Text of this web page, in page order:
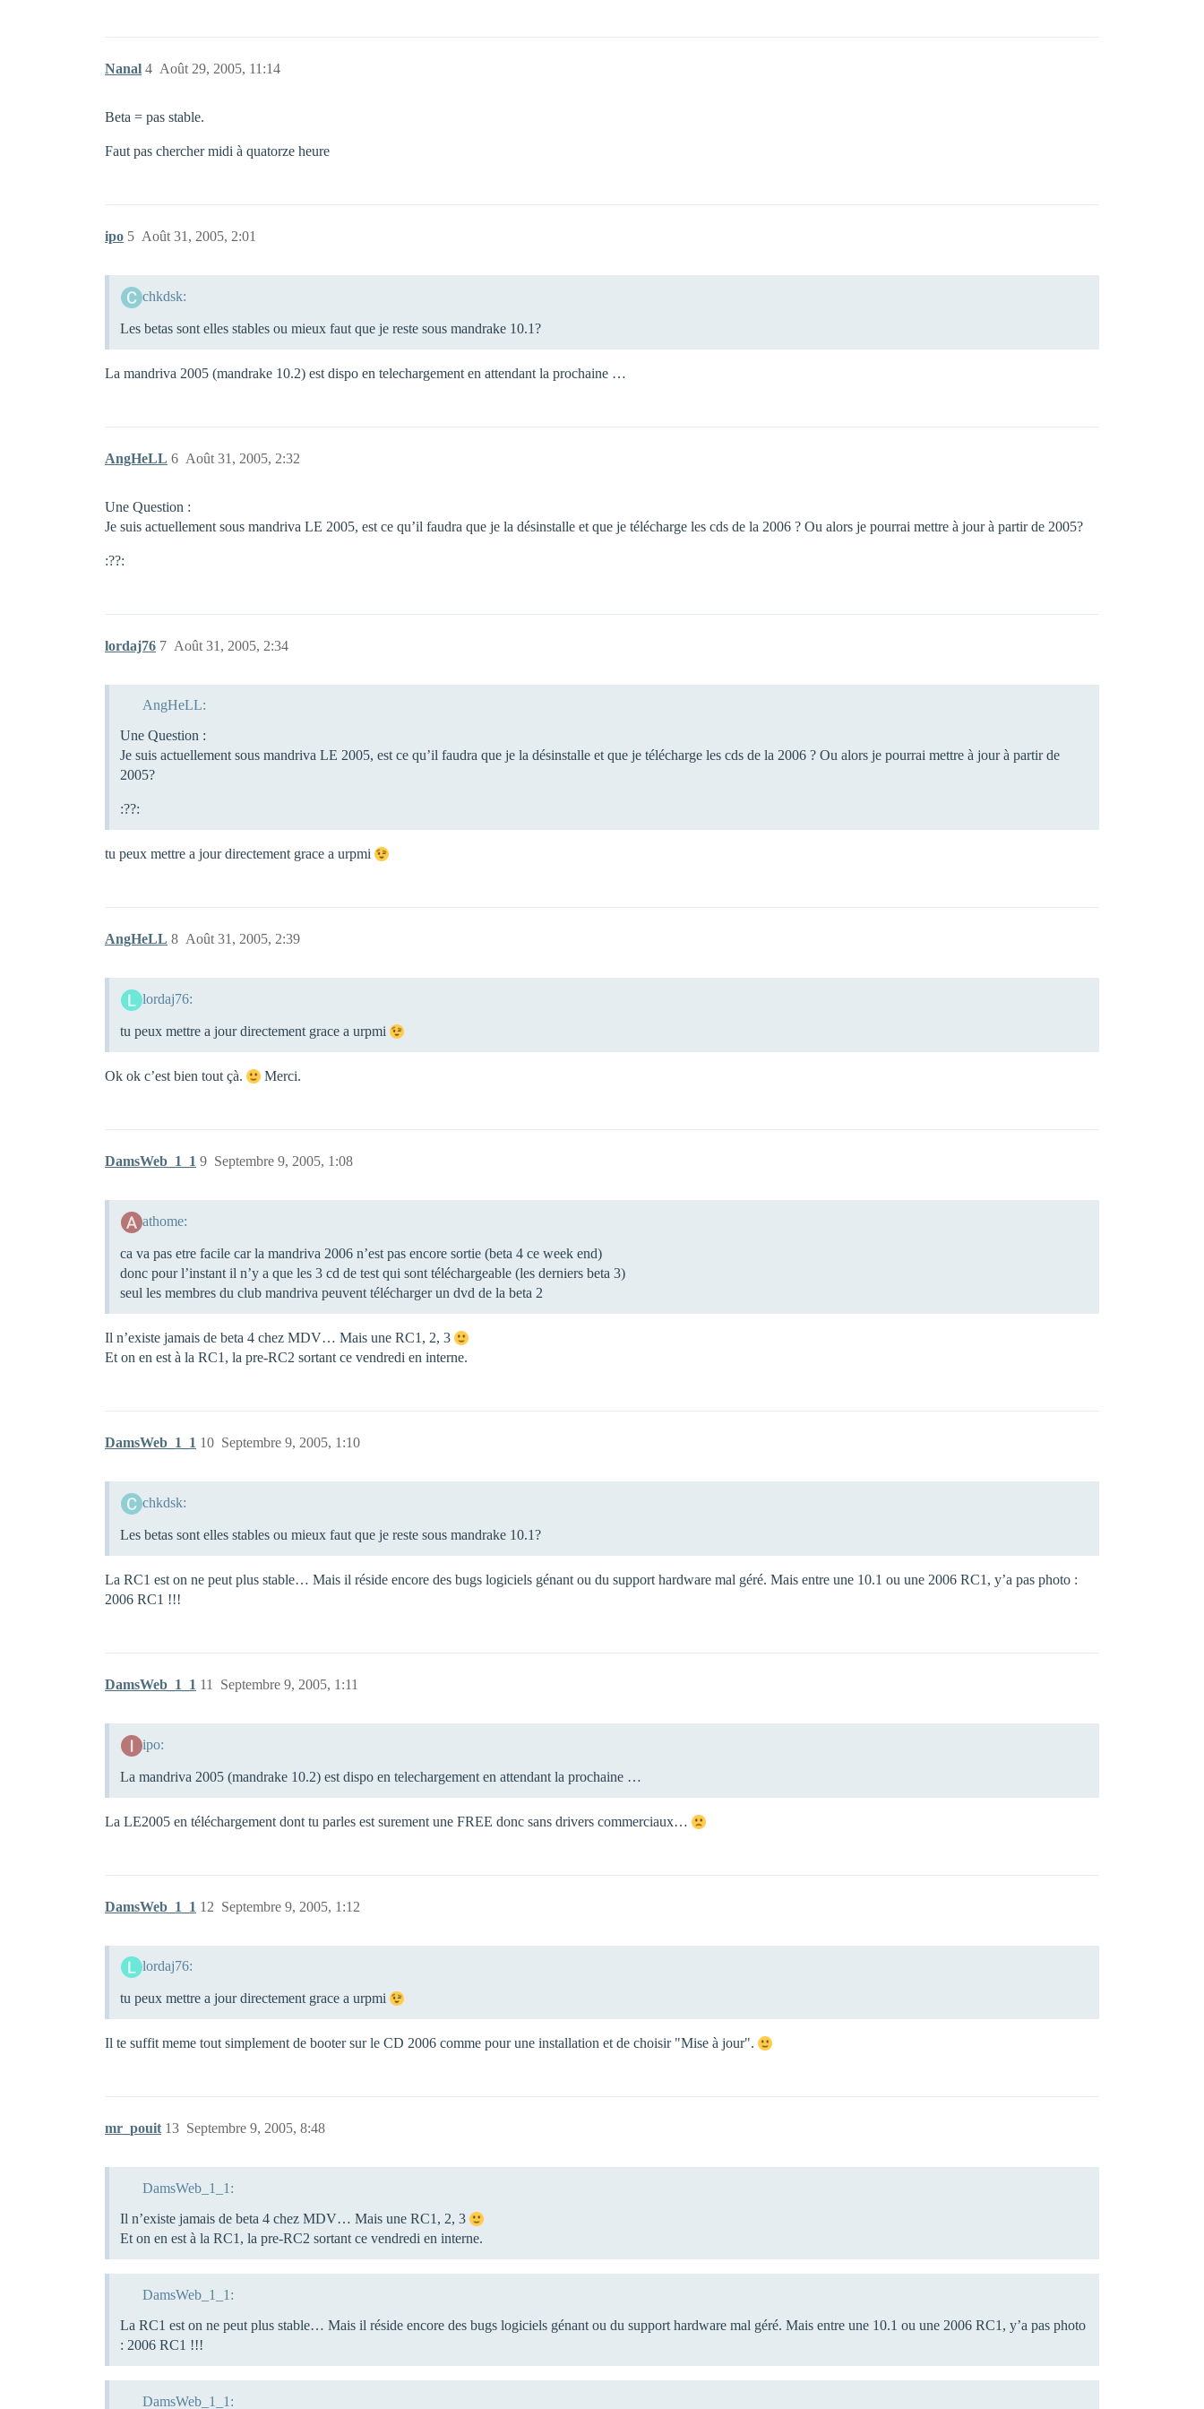
Nanal Août 29, 2005, 11:14
4
Beta = pas stable.
Faut pas chercher midi à quatorze heure
ipo Août 31, 2005, 2:01
5
chkdsk:
Les betas sont elles stables ou mieux faut que je reste sous mandrake 10.1?
La mandriva 2005 (mandrake 10.2) est dispo en telechargement en attendant la prochaine …
AngHeLL Août 31, 2005, 2:32
6
Une Question :
Je suis actuellement sous mandriva LE 2005, est ce qu’il faudra que je la désinstalle et que je télécharge les cds de la 2006 ? Ou alors je pourrai mettre à jour à partir de 2005?
:??:
lordaj76 Août 31, 2005, 2:34
7
AngHeLL:
Une Question :
Je suis actuellement sous mandriva LE 2005, est ce qu’il faudra que je la désinstalle et que je télécharge les cds de la 2006 ? Ou alors je pourrai mettre à jour à partir de
2005?
:??:
tu peux mettre a jour directement grace a urpmi
AngHeLL Août 31, 2005, 2:39
8
lordaj76:
tu peux mettre a jour directement grace a urpmi
Ok ok c’est bien tout çà. Merci.
DamsWeb_1_1 Septembre 9, 2005, 1:08
9
athome:
ca va pas etre facile car la mandriva 2006 n’est pas encore sortie (beta 4 ce week end)
donc pour l’instant il n’y a que les 3 cd de test qui sont téléchargeable (les derniers beta 3)
seul les membres du club mandriva peuvent télécharger un dvd de la beta 2
Il n’existe jamais de beta 4 chez MDV… Mais une RC1, 2, 3
Et on en est à la RC1, la pre-RC2 sortant ce vendredi en interne.
DamsWeb_1_1 Septembre 9, 2005, 1:10
10
chkdsk:
Les betas sont elles stables ou mieux faut que je reste sous mandrake 10.1?
La RC1 est on ne peut plus stable… Mais il réside encore des bugs logiciels génant ou du support hardware mal géré. Mais entre une 10.1 ou une 2006 RC1, y’a pas photo :
2006 RC1 !!!
DamsWeb_1_1 Septembre 9, 2005, 1:11
11
ipo:
La mandriva 2005 (mandrake 10.2) est dispo en telechargement en attendant la prochaine …
La LE2005 en téléchargement dont tu parles est surement une FREE donc sans drivers commerciaux…
DamsWeb_1_1 Septembre 9, 2005, 1:12
12
lordaj76:
tu peux mettre a jour directement grace a urpmi
Il te suffit meme tout simplement de booter sur le CD 2006 comme pour une installation et de choisir "Mise à jour".
mr_pouit Septembre 9, 2005, 8:48
13
DamsWeb_1_1:
Il n’existe jamais de beta 4 chez MDV… Mais une RC1, 2, 3
Et on en est à la RC1, la pre-RC2 sortant ce vendredi en interne.
DamsWeb_1_1:
La RC1 est on ne peut plus stable… Mais il réside encore des bugs logiciels génant ou du support hardware mal géré. Mais entre une 10.1 ou une 2006 RC1, y’a pas photo
: 2006 RC1 !!!
DamsWeb_1_1: